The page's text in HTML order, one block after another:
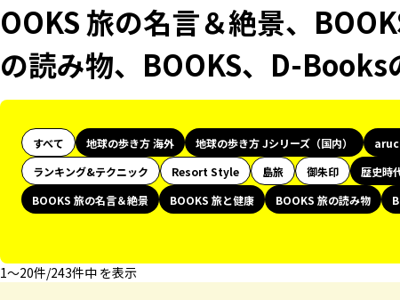
OOKS 旅の名言＆絶景、
の読み物、BOOKS、D-Books
すべて 地球の歩き方 海外 地球の歩き方 Jシリーズ（国内）
ランキング&テクニック
Resort Style 島旅 御朱印 歴史時
BOOKS 旅の名言＆絶景
BOOKS 旅と健康 BOOKS 旅の読み物
1〜20件/243件中 を表示